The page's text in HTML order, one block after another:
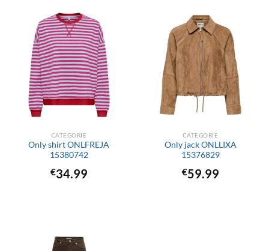
CATEGORIE
Only shirt ONLFREJA
15380742
€34.99
CATEGORIE
Only jack ONLLIXA
15376829
€59.99